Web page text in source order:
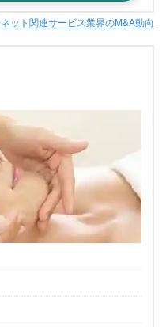
ット関連サービス業界のM&A動向